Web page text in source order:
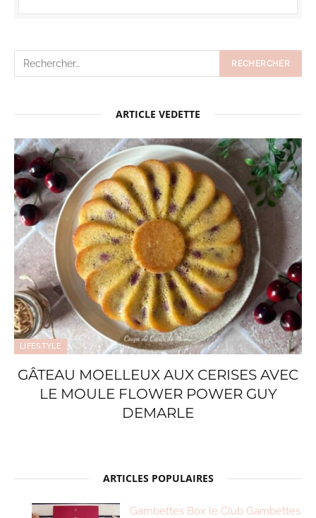
ARTICLE VEDETTE
LIFESTYLE
GÂTEAU MOELLEUX AUX CERISES AVEC
LE MOULE FLOWER POWER GUY
DEMARLE
ARTICLES POPULAIRES
Gambettes Box le Club Gambettes